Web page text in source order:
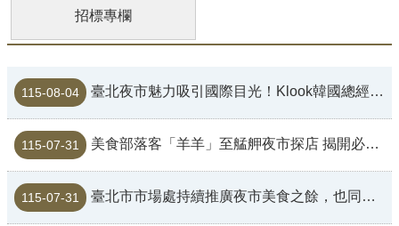
招標專欄
115-08-04 臺北夜市魅力吸引國際目光！Klook韓國總經理走訪士林夜市 大讚夜市是認識台灣最好的起點
115-07-31 美食部落客「羊羊」至艋舺夜市探店 揭開必吃私藏美食名單
115-07-31 臺北市市場處持續推廣夜市美食之餘，也同步向夜市攤販宣導投保產品責任險，讓民眾買的安心吃的放心